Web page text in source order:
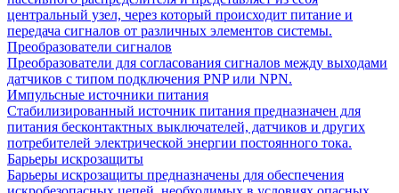
центральный узел, через который происходит питание и
передача сигналов от различных элементов системы.
Преобразователи сигналов
Преобразователи для согласования сигналов между выходами
датчиков с типом подключения PNP или NPN.
Импульсные источники питания
Стабилизированный источник питания предназначен для
питания бесконтактных выключателей, датчиков и других
потребителей электрической энергии постоянного тока.
Барьеры искрозащиты
Барьеры искрозащиты предназначены для обеспечения